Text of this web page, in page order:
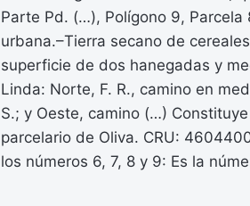
Parte Pd. (…), Polígono 9,
urbana.–Tierra secano de
superficie de dos hanegadas y
Linda: Norte, F. R., camino en
S.; y Oeste, camino (…)
parcelario de Oliva. CRU:
los números 6, 7, 8 y 9: Es la